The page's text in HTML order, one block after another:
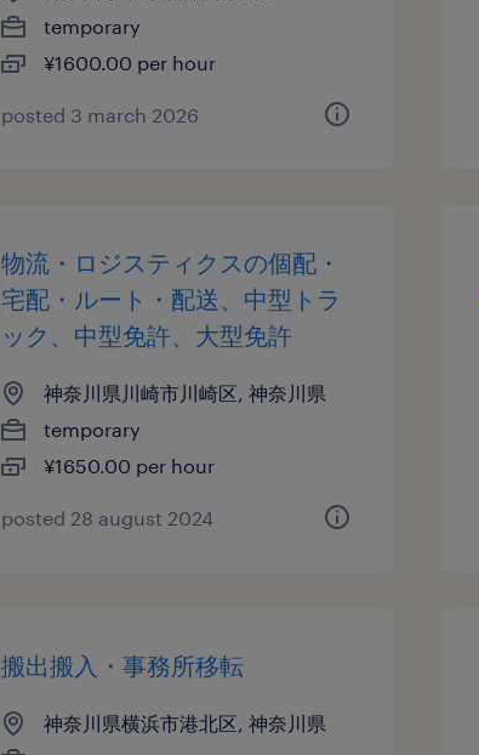
temporary
¥1600.00 per hour
posted 3 march 2026
物流・ロジスティクスの個配・
宅配・ルート・配送、中型トラ
ック、中型免許、大型免許
神奈川県川崎市川崎区, 神奈川県
temporary
¥1650.00 per hour
posted 28 august 2024
搬出搬入・事務所移転
神奈川県横浜市港北区, 神奈川県